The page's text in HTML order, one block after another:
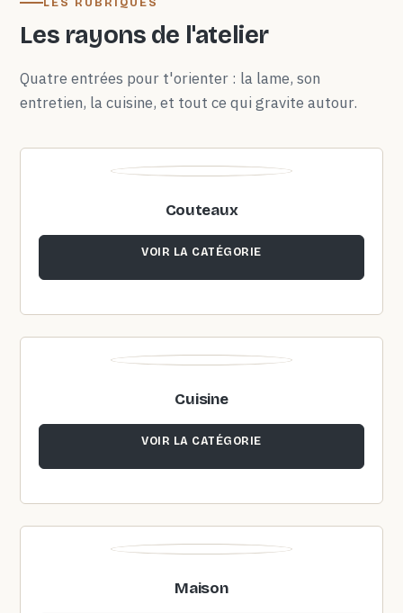
Les rayons de l'atelier
Quatre entrées pour t'orienter : la lame, son
entretien, la cuisine, et tout ce qui gravite autour.
Couteaux
VOIR LA CATÉGORIE
Cuisine
VOIR LA CATÉGORIE
Maison